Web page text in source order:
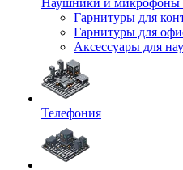
Наушники и микрофоны
Гарнитуры для
Гарнитуры для
Аксессуары для
Телефония